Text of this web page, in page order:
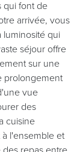
qui font de
arrivée, vous
luminosité qui
séjour offre
sur une
prolongement
vue
des
cuisine
l'ensemble et